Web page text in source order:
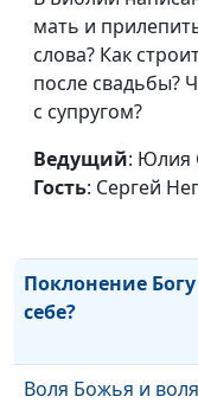
мать и
слова? Как
после свадьбы?
с супругом?
Ведущий: Юлия
Гость: Сергей
Верующие люди -
Божьи или дети
Все верующие -
Поклонение
себе?
Воля Божья и воля